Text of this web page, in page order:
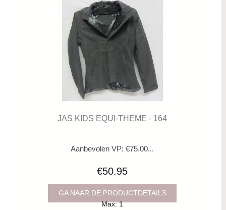
JAS KIDS EQUI-THEME - 164
Aanbevolen VP: €75.00...
€50.95
GA NAAR DE PRODUCTDETAILS
Max: 1